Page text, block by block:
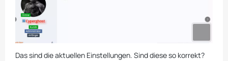
Das sind die aktuellen Einstellungen. Sind diese so korrekt?